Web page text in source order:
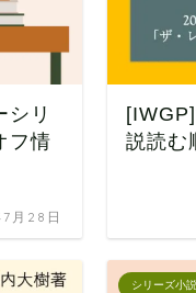
シリ
フ情
月28日
説読む
シリーズ小